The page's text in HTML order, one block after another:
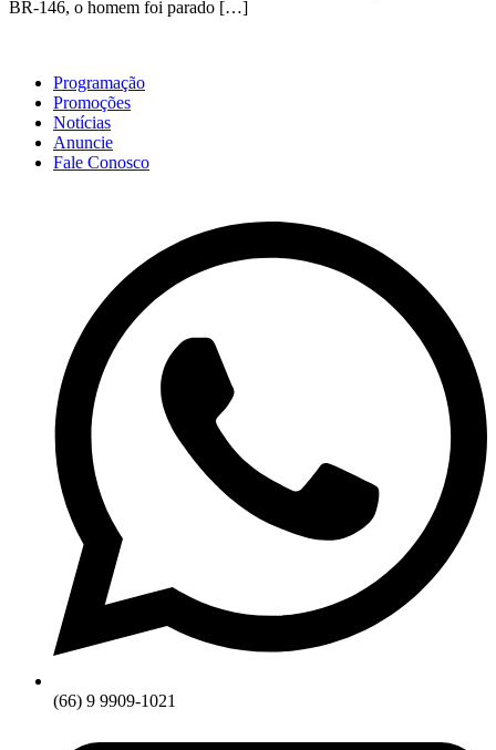
BR-146, o homem foi parado […]
Programação
Promoções
Notícias
Anuncie
Fale Conosco
(66) 9 9909-1021